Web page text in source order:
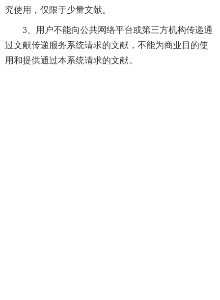
究使用，仅限于少量文献。
3、用户不能向公共网络平台或第三方机构传递通
过文献传递服务系统请求的文献，不能为商业目的使
用和提供通过本系统请求的文献。